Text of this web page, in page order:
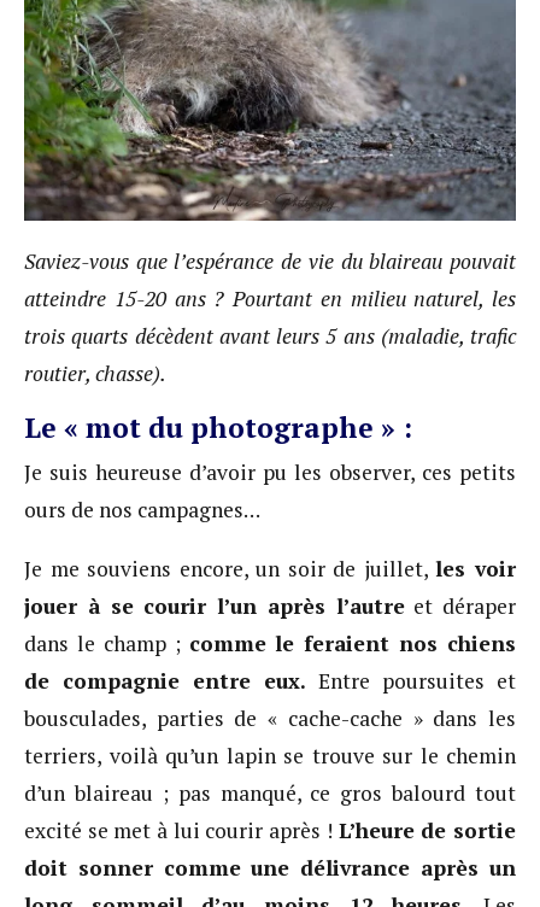
Saviez-vous que l’espérance de vie du blaireau pouvait
atteindre 15-20 ans ? Pourtant en milieu naturel, les
trois quarts décèdent avant leurs 5 ans (maladie, trafic
routier, chasse).
Le « mot du photographe » :
Je suis heureuse d’avoir pu les observer, ces petits
ours de nos campagnes…
Je me souviens encore, un soir de juillet,les voir
jouer à se courir l’un après l’autreet déraper
dans le champ ; comme le feraient nos chiens
de compagnie entre eux. Entre poursuites et
bousculades, parties de « cache-cache » dans les
terriers, voilà qu’un lapin se trouve sur le chemin
d’un blaireau ; pas manqué, ce gros balourd tout
excité se met à lui courir après ! L’heure de sortie
doit sonner comme une délivrance après un